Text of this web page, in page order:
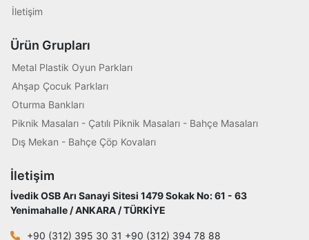
İletişim
Ürün Grupları
Metal Plastik Oyun Parkları
Ahşap Çocuk Parkları
Oturma Bankları
Piknik Masaları - Çatılı Piknik Masaları - Bahçe Masaları
Dış Mekan - Bahçe Çöp Kovaları
İletişim
İvedik OSB Arı Sanayi Sitesi 1479 Sokak No: 61 - 63
Yenimahalle / ANKARA / TÜRKİYE
+90 (312) 395 30 31 +90 (312) 394 78 88